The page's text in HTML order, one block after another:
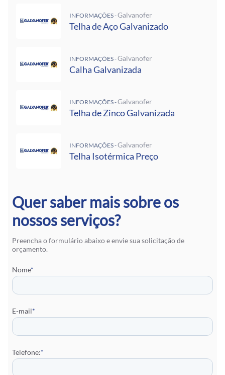
INFORMAÇÕES -Galvanofer
Telha de Aço Galvanizado
INFORMAÇÕES -Galvanofer
Calha Galvanizada
INFORMAÇÕES -Galvanofer
Telha de Zinco Galvanizada
INFORMAÇÕES -Galvanofer
Telha Isotérmica Preço
Quer saber mais sobre os
nossos serviços?
Preencha o formulário abaixo e envie sua solicitação de
orçamento.
Nome*
E-mail*
Telefone:*